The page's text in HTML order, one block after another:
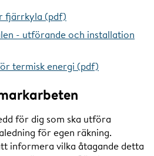
fjärrkyla (pdf)
- utförande och installation
termisk energi (pdf)
för dig som ska utföra
för egen räkning.
informera vilka åtagande detta